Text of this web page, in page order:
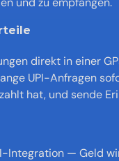
direkt in einer
UPI-Anfragen
hat, und sende
Integration — Geld